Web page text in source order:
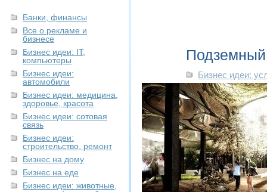
Банки, финансы
Все о рекламе и
бизнесе
Бизнес идеи: IT,
компьютеры
Бизнес идеи:
автомобили
Бизнес идеи: медицина,
здоровье, красота
Бизнес идеи: сотовая
связь
Бизнес идеи:
строительство, ремонт
Бизнес на дому
Бизнес на еде
Бизнес идеи: животные,
Бизнес идеи: